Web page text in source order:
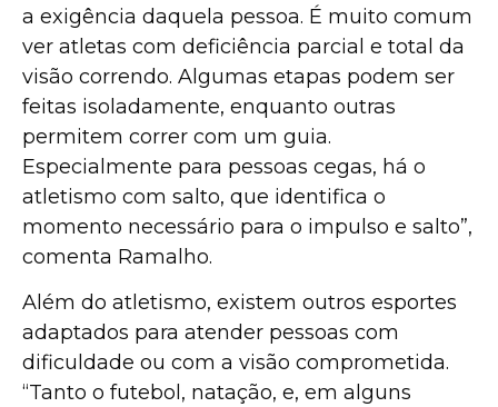
a exigência daquela pessoa. É muito comum
ver atletas com deficiência parcial e total da
visão correndo. Algumas etapas podem ser
feitas isoladamente, enquanto outras
permitem correr com um guia.
Especialmente para pessoas cegas, há o
atletismo com salto, que identifica o
momento necessário para o impulso e salto”,
comenta Ramalho.
Além do atletismo, existem outros esportes
adaptados para atender pessoas com
dificuldade ou com a visão comprometida.
“Tanto o futebol, natação, e, em alguns